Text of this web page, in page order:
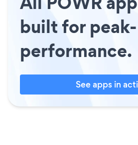
built for peak-
performance.
See apps in